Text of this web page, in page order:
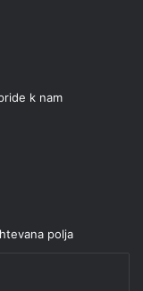
k nam
polja